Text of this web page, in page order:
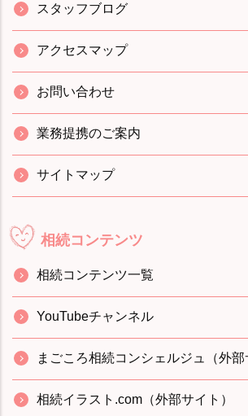
スタッフブログ
アクセスマップ
お問い合わせ
業務提携のご案内
サイトマップ
相続コンテンツ
相続コンテンツ一覧
YouTubeチャンネル
まごころ相続コンシェルジュ（外部
相続イラスト.com（外部サイト）